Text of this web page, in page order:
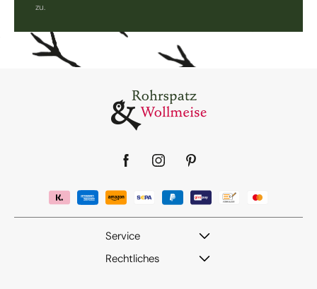
zu.
Facebook
InstagramPinterest
Service
Rechtliches